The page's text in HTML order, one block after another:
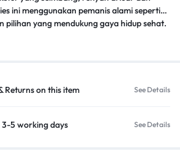
ini menggunakan pemanis alami seperti
pilihan yang mendukung gaya hidup sehat.
Returns on this item See Details
5 working days See Details